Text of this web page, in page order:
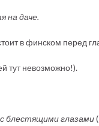
на даче.
в финском перед
тут невозможно!).
блестящими глазами